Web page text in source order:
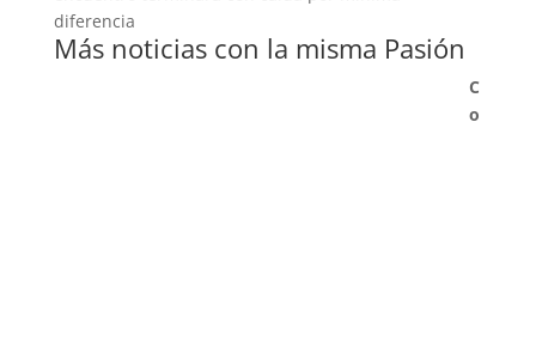
diferencia
Más noticias con la misma Pasión
C
o